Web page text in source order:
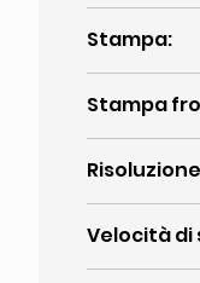
Stampa:
Stampa
Velocità di